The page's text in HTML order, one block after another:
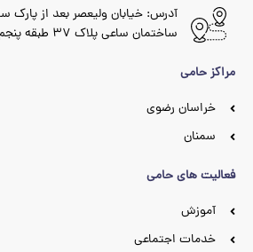
آدرس: خیابان ولیعصر بعد از پارک
ساختمان ساعی پلاک ۳۷ طبقه پنجم واحد ۱۸
مراکز حامی
خراسان رضوی
سمنان
فعالیت های حامی
آموزش
خدمات اجتماعی